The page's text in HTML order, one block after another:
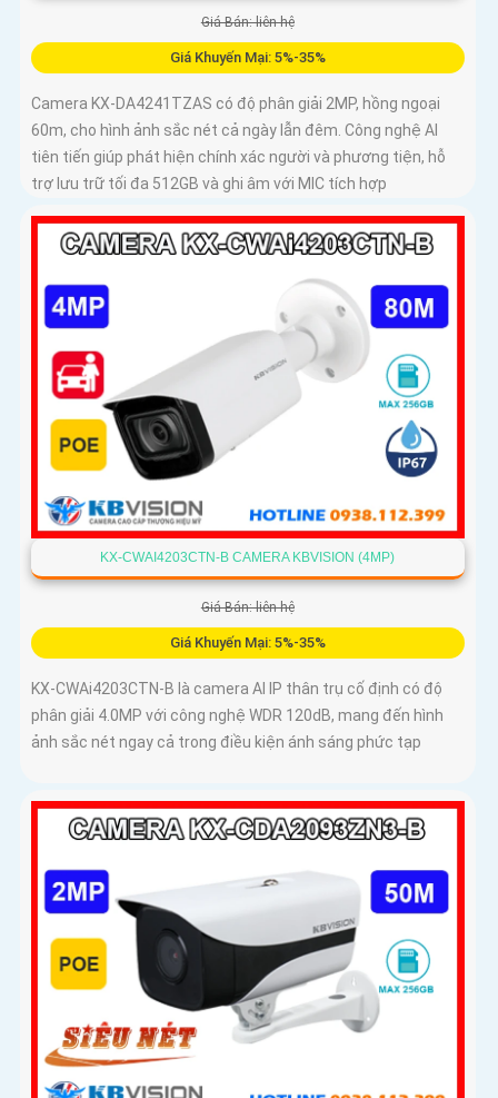
Giá Bán: liên hệ
Giá Khuyến Mại: 5%-35%
Camera KX-DA4241TZAS có độ phân giải 2MP, hồng ngoại
60m, cho hình ảnh sắc nét cả ngày lẫn đêm. Công nghệ AI
tiên tiến giúp phát hiện chính xác người và phương tiện, hỗ
trợ lưu trữ tối đa 512GB và ghi âm với MIC tích hợp
KX-CWAI4203CTN-B CAMERA KBVISION (4MP)
Giá Bán: liên hệ
Giá Khuyến Mại: 5%-35%
KX-CWAi4203CTN-B là camera AI IP thân trụ cố định có độ
phân giải 4.0MP với công nghệ WDR 120dB, mang đến hình
ảnh sắc nét ngay cả trong điều kiện ánh sáng phức tạp